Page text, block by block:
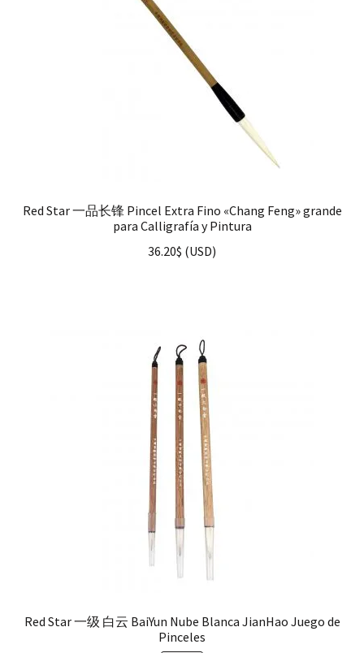
Red Star 一品长锋 Pincel Extra Fino «Chang Feng» grande
para Calligrafía y Pintura
36.20$ (USD)
Red Star 一级 白云 BaiYun Nube Blanca JianHao Juego de
Pinceles